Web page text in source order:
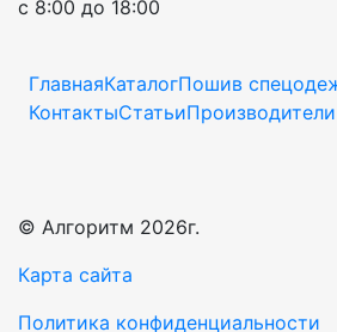
с 8:00 до 18:00
ГлавнаяКаталогПошив
КонтактыСтатьиПроизводители
© Алгоритм 2026г.
Карта сайта
Политика конфиденциальности